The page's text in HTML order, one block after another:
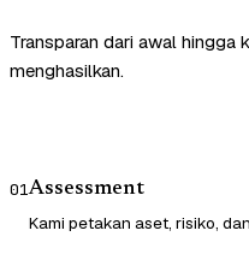
Transparan dari awal hingga
menghasilkan.
01Assessment
Kami petakan aset, risiko,